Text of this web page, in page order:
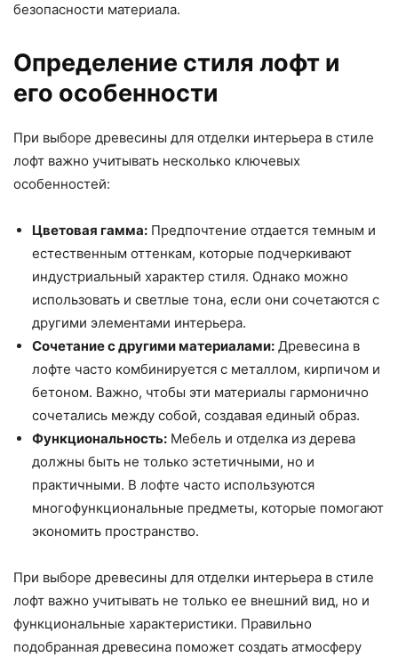
безопасности материала.
Определение стиля лофт и
его особенности
При выборе древесины для отделки интерьера в стиле
лофт важно учитывать несколько ключевых
особенностей:
Цветовая гамма: Предпочтение отдается темным и
естественным оттенкам, которые подчеркивают
индустриальный характер стиля. Однако можно
использовать и светлые тона, если они сочетаются с
другими элементами интерьера.
Сочетание с другими материалами: Древесина в
лофте часто комбинируется с металлом, кирпичом и
бетоном. Важно, чтобы эти материалы гармонично
сочетались между собой, создавая единый образ.
Функциональность: Мебель и отделка из дерева
должны быть не только эстетичными, но и
практичными. В лофте часто используются
многофункциональные предметы, которые помогают
экономить пространство.
При выборе древесины для отделки интерьера в стиле
лофт важно учитывать не только ее внешний вид, но и
функциональные характеристики. Правильно
подобранная древесина поможет создать атмосферу